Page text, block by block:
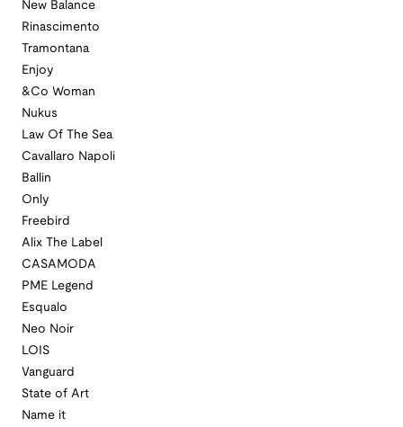
New Balance
Rinascimento
Tramontana
Enjoy
&Co Woman
Nukus
Law Of The Sea
Cavallaro Napoli
Ballin
Only
Freebird
Alix The Label
CASAMODA
PME Legend
Esqualo
Neo Noir
LOIS
Vanguard
State of Art
Name it